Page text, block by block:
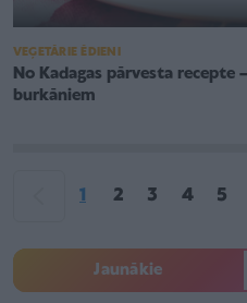
VEĢETĀRIE ĒDIENI
No Kadagas pārvesta recepte
burkāniem
1 2 3 4 5
Jaunākie